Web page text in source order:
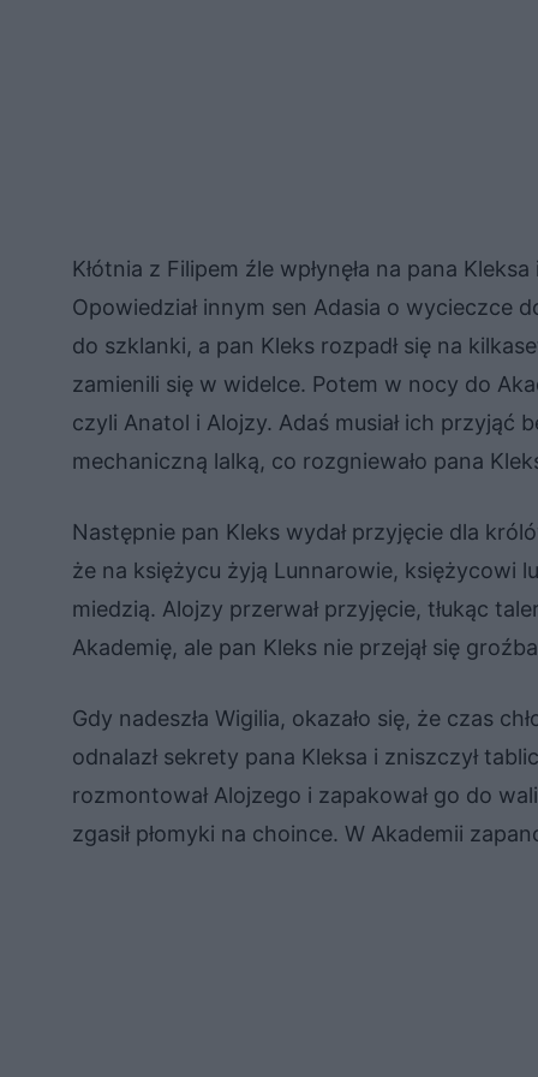
Kłótnia z Filipem źle wpłynęła na pana
Opowiedział innym sen Adasia o wycieczce
do szklanki, a pan Kleks rozpadł się na
zamienili się w widelce. Potem w nocy do
czyli Anatol i Alojzy. Adaś musiał ich przyjąć
mechaniczną lalką, co rozgniewało pana
Następnie pan Kleks wydał przyjęcie dla
że na księżycu żyją Lunnarowie, księżycowi
miedzią. Alojzy przerwał przyjęcie, tłukąc
Akademię, ale pan Kleks nie przejął się
Gdy nadeszła Wigilia, okazało się, że czas
odnalazł sekrety pana Kleksa i zniszczył
rozmontował Alojzego i zapakował go do
zgasił płomyki na choince. W Akademii